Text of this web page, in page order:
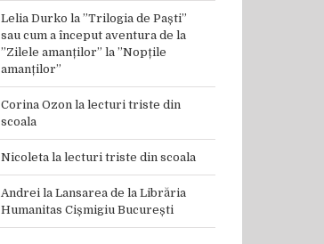
Lelia Durko la ”Trilogia de Paști”
sau cum a început aventura de la
”Zilele amanților” la ”Nopțile
amanților”
Corina Ozon la lecturi triste din
scoala
Nicoleta la lecturi triste din scoala
Andrei la Lansarea de la Librăria
Humanitas Cișmigiu București